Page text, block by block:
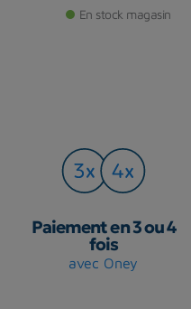
En stock magasin
Paiement en 3 ou 4
fois
avec Oney